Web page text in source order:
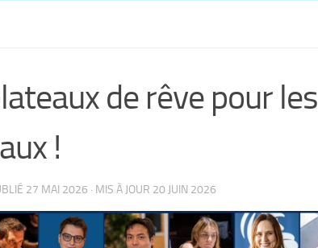
de rêve pour les
!
27 MAI 2026 · MIS À JOUR 20 JUIN 2026